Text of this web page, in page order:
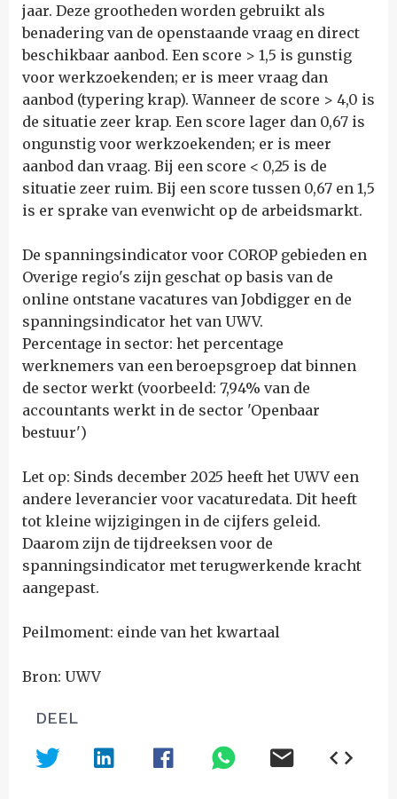
jaar. Deze grootheden worden gebruikt als
benadering van de openstaande vraag en direct
beschikbaar aanbod. Een score > 1,5 is gunstig
voor werkzoekenden; er is meer vraag dan
aanbod (typering krap). Wanneer de score > 4,0 is
de situatie zeer krap. Een score lager dan 0,67 is
ongunstig voor werkzoekenden; er is meer
aanbod dan vraag. Bij een score < 0,25 is de
situatie zeer ruim. Bij een score tussen 0,67 en 1,5
is er sprake van evenwicht op de arbeidsmarkt.
De spanningsindicator voor COROP gebieden en
Overige regio's zijn geschat op basis van de
online ontstane vacatures van Jobdigger en de
spanningsindicator het van UWV.
Percentage in sector: het percentage
werknemers van een beroepsgroep dat binnen
de sector werkt (voorbeeld: 7,94% van de
accountants werkt in de sector 'Openbaar
bestuur')
Let op: Sinds december 2025 heeft het UWV een
andere leverancier voor vacaturedata. Dit heeft
tot kleine wijzigingen in de cijfers geleid.
Daarom zijn de tijdreeksen voor de
spanningsindicator met terugwerkende kracht
aangepast.
Peilmoment: einde van het kwartaal
Bron: UWV
DEEL